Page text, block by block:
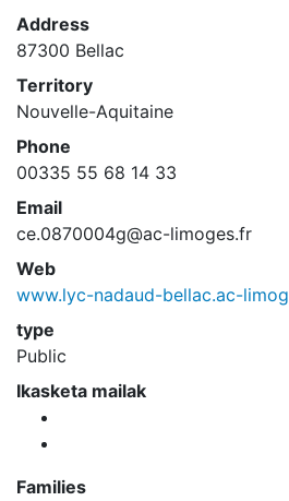
Address
87300 Bellac
Territory
Nouvelle-Aquitaine
Phone
00335 55 68 14 33
Email
ce.0870004g@ac-limoges.fr
Web
www.lyc-nadaud-bellac.ac-
type
Public
Ikasketa mailak
Families